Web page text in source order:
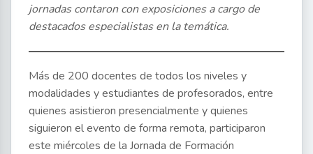
jornadas contaron con exposiciones a cargo de
destacados especialistas en la temática.
Más de 200 docentes de todos los niveles y
modalidades y estudiantes de profesorados, entre
quienes asistieron presencialmente y quienes
siguieron el evento de forma remota, participaron
este miércoles de la Jornada de Formación